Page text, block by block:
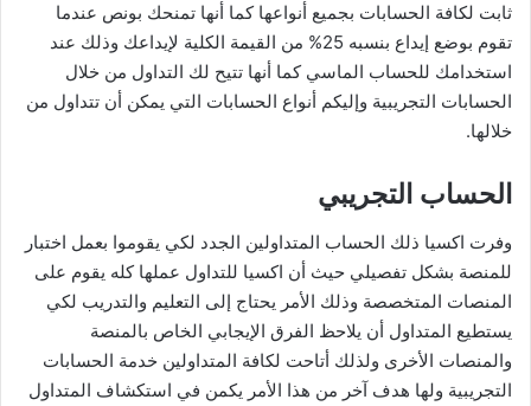
ثابت لكافة الحسابات بجميع أنواعها كما أنها تمنحك بونص عندما
تقوم بوضع إيداع بنسبه 25% من القيمة الكلية لإيداعك وذلك عند
استخدامك للحساب الماسي كما أنها تتيح لك التداول من خلال
الحسابات التجريبية وإليكم أنواع الحسابات التي يمكن أن تتداول من
خلالها.
الحساب التجريبي
وفرت اكسيا ذلك الحساب المتداولين الجدد لكي يقوموا بعمل اختبار
للمنصة بشكل تفصيلي حيث أن اكسيا للتداول عملها كله يقوم على
المنصات المتخصصة وذلك الأمر يحتاج إلى التعليم والتدريب لكي
يستطيع المتداول أن يلاحظ الفرق الإيجابي الخاص بالمنصة
والمنصات الأخرى ولذلك أتاحت لكافة المتداولين خدمة الحسابات
التجريبية ولها هدف آخر من هذا الأمر يكمن في استكشاف المتداول